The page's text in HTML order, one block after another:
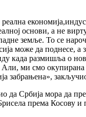
реална
основи, а не
земље. То се
може да поднесе, а
када размишља о
Али, ми смо окупирана
забрањена»,
да Србија мора да
према Косову и